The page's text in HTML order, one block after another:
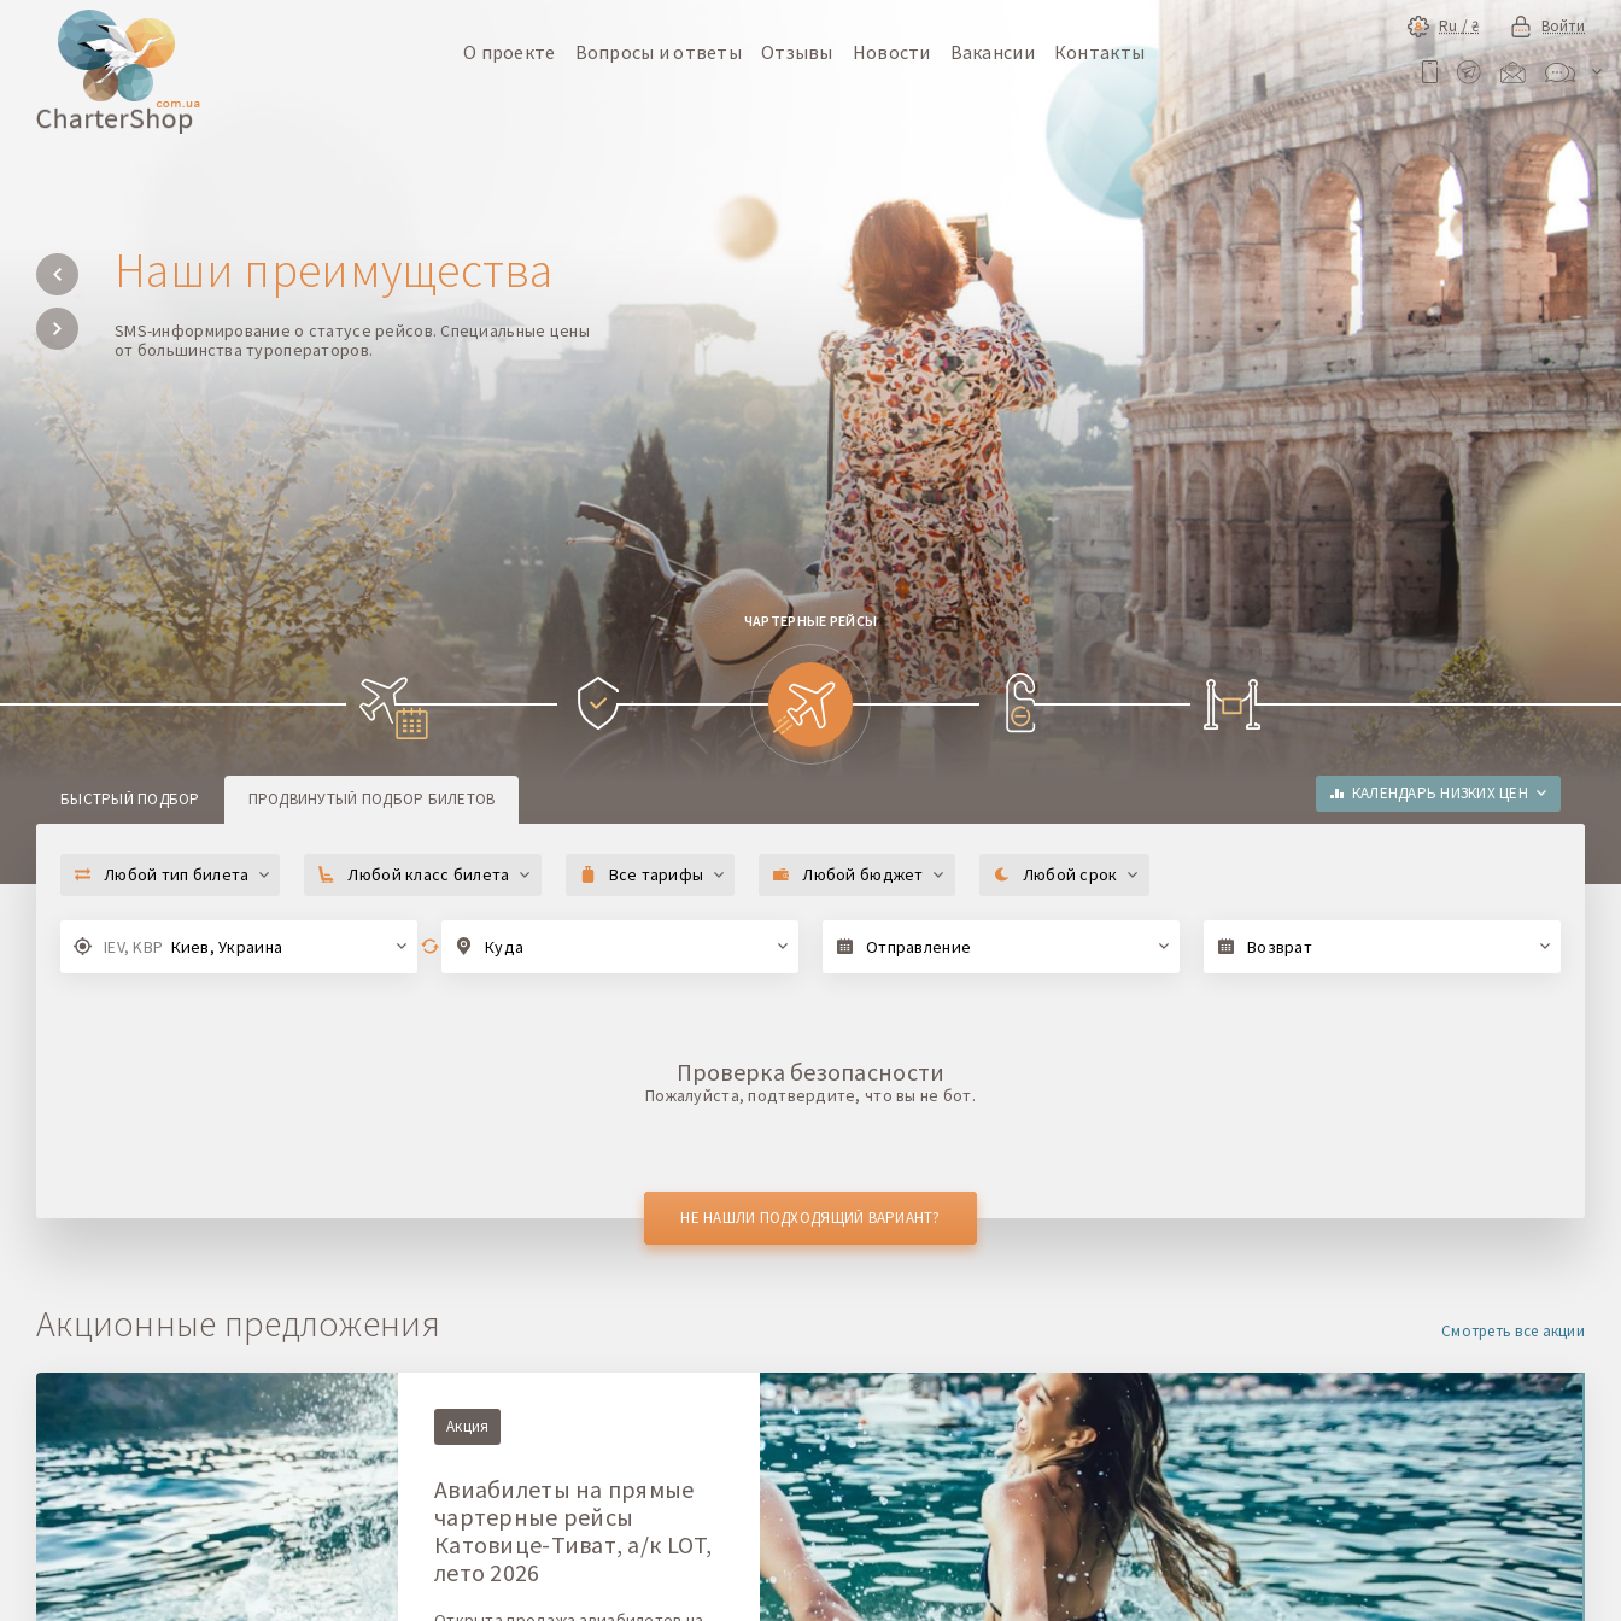
О проекте Вопросы и ответы Отзывы Новости Вакансии Контакты
Ru /₴ Войти
Наши преимущества
SMS-информирование о статусе рейсов. Специальные цены
от большинства туроператоров.
ЧАРТЕРНЫЕ РЕЙСЫ
БЫСТРЫЙ ПОДБОР ПРОДВИНУТЫЙ ПОДБОР БИЛЕТОВ КАЛЕНДАРЬ НИЗКИХ ЦЕН
Любой тип билета Любой класс билета Все тарифы Любой бюджет Любой срок
IEV, KBP Киев, Украина Куда Отправление Возврат
Проверка безопасности
Пожалуйста, подтвердите, что вы не бот.
НЕ НАШЛИ ПОДХОДЯЩИЙ ВАРИАНТ?
Акционные предложения Смотреть все акции
Акция
Авиабилеты на прямые
чартерные рейсы
Катовице-Тиват, а/к LOT,
лето 2026